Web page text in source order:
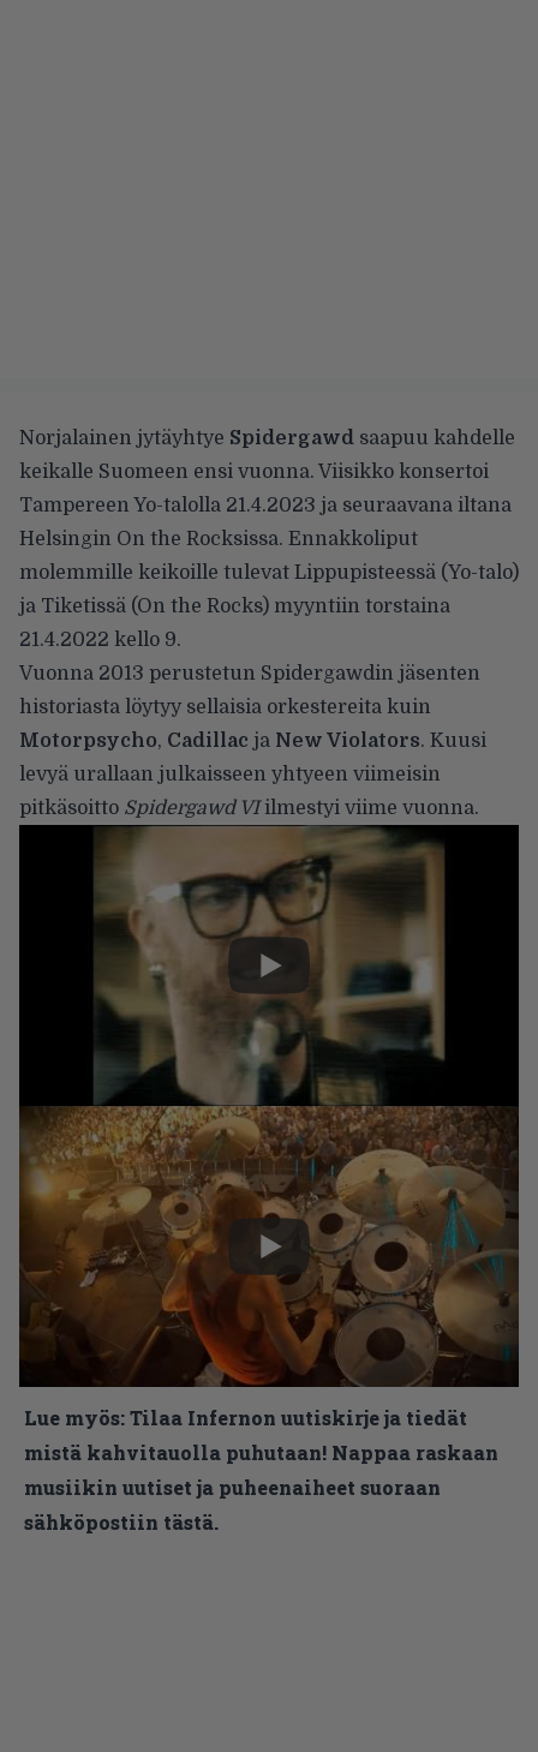
Norjalainen jytäyhtye Spidergawd saapuu kahdelle
keikalle Suomeen ensi vuonna. Viisikko konsertoi
Tampereen Yo-talolla 21.4.2023 ja seuraavana iltana
Helsingin On the Rocksissa. Ennakkoliput
molemmille keikoille tulevat Lippupisteessä (Yo-talo)
ja Tiketissä (On the Rocks) myyntiin torstaina
21.4.2022 kello 9.
Vuonna 2013 perustetun Spidergawdin jäsenten
historiasta löytyy sellaisia orkestereita kuin
Motorpsycho, Cadillac ja New Violators. Kuusi
levyä urallaan julkaisseen yhtyeen viimeisin
pitkäsoitto Spidergawd VIilmestyi viime vuonna.
Lue myös:Tilaa Infernon uutiskirje ja tiedät
mistä kahvitauolla puhutaan! Nappaa raskaan
musiikin uutiset ja puheenaiheet suoraan
sähköpostiin tästä.